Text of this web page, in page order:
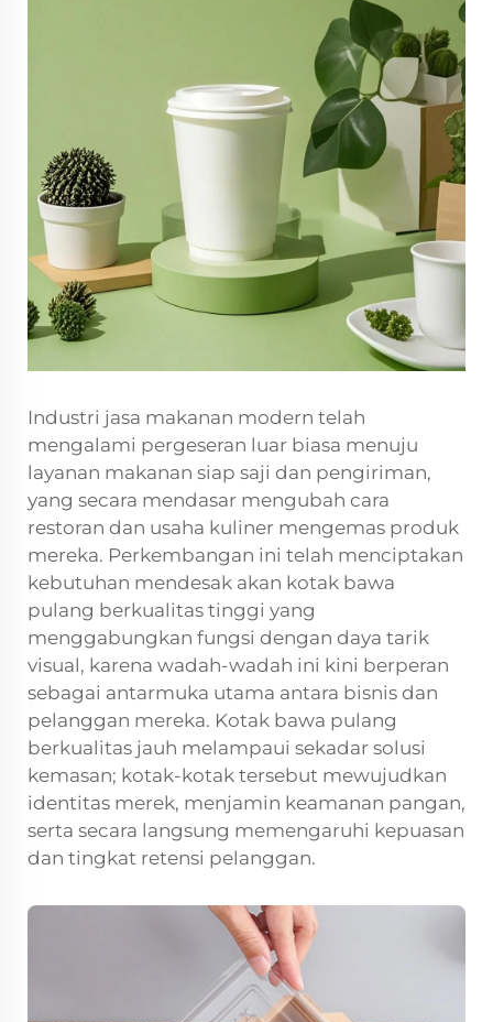
Industri jasa makanan modern telah
mengalami pergeseran luar biasa menuju
layanan makanan siap saji dan pengiriman,
yang secara mendasar mengubah cara
restoran dan usaha kuliner mengemas produk
mereka. Perkembangan ini telah menciptakan
kebutuhan mendesak akan kotak bawa
pulang berkualitas tinggi yang
menggabungkan fungsi dengan daya tarik
visual, karena wadah-wadah ini kini berperan
sebagai antarmuka utama antara bisnis dan
pelanggan mereka. Kotak bawa pulang
berkualitas jauh melampaui sekadar solusi
kemasan; kotak-kotak tersebut mewujudkan
identitas merek, menjamin keamanan pangan,
serta secara langsung memengaruhi kepuasan
dan tingkat retensi pelanggan.